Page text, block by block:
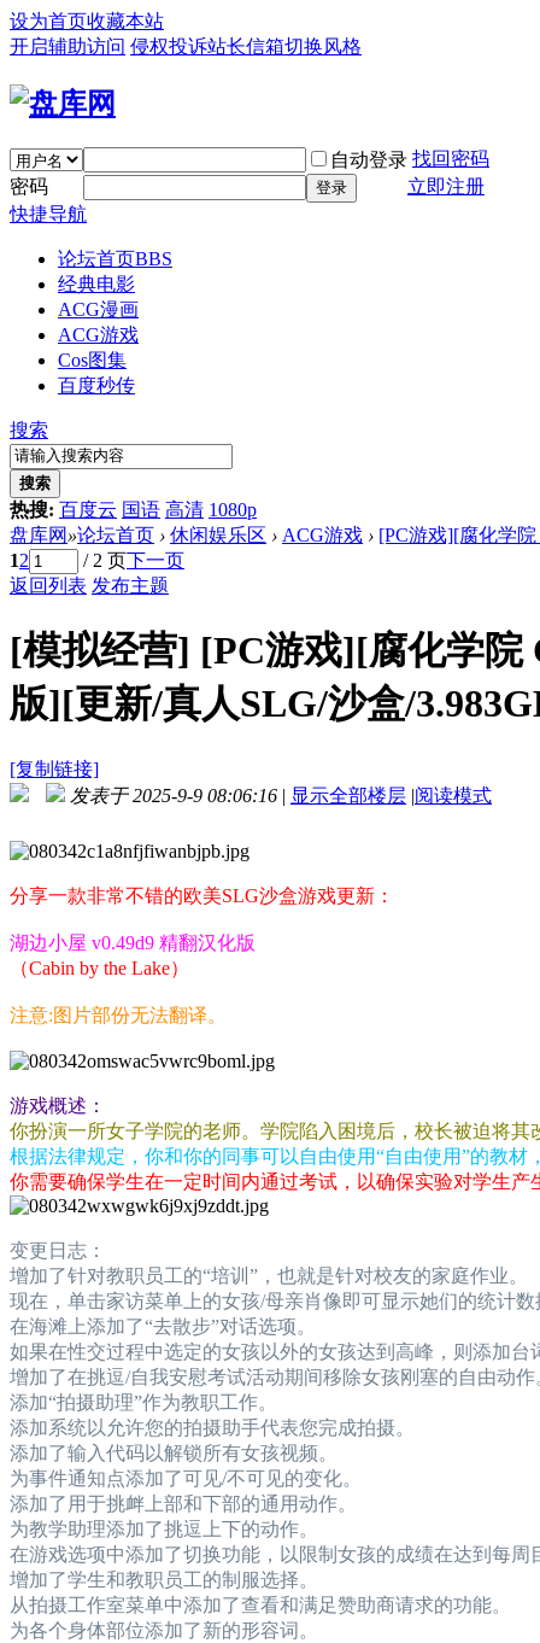
设为首页收藏本站
开启辅助访问 侵权投诉站长信箱切换风格
自动登录 找回密码
密码
登录
立即注册
快捷导航
论坛首页BBS
经典电影
ACG漫画
ACG游戏
Cos图集
百度秒传
搜索
搜索
热搜: 百度云 国语 高清 1080p
盘库网 »论坛首页 › 休闲娱乐区 › ACG游戏 › [PC游戏][腐化学院
12 / 2 页下一页
返回列表 发布主题
[模拟经营] [PC游戏][腐化学院
版][更新/真人SLG/沙盒/
[复制链接]
发表于 2025-9-9 08:06:16 | 显示全部楼层 |阅读模式
分享一款非常不错的欧美SLG沙盒游戏更新：
湖边小屋 v0.49d9 精翻汉化版
（Cabin by the Lake）
注意:图片部份无法翻译。
游戏概述：
你扮演一所女子学院的老师。学院陷入困境后，校长被迫将
根据法律规定，你和你的同事可以自由使用“自由使用”的教材
你需要确保学生在一定时间内通过考试，以确保实验对学生产
变更日志：
增加了针对教职员工的“培训”，也就是针对校友的家庭作业。
现在，单击家访菜单上的女孩/母亲肖像即可显示她们的统计
在海滩上添加了“去散步”对话选项。
如果在性交过程中选定的女孩以外的女孩达到高峰，则添加台
增加了在挑逗/自我安慰考试活动期间移除女孩刚塞的自由动作
添加“拍摄助理”作为教职工作。
添加系统以允许您的拍摄助手代表您完成拍摄。
添加了输入代码以解锁所有女孩视频。
为事件通知点添加了可见/不可见的变化。
添加了用于挑衅上部和下部的通用动作。
为教学助理添加了挑逗上下的动作。
在游戏选项中添加了切换功能，以限制女孩的成绩在达到每周
增加了学生和教职员工的制服选择。
从拍摄工作室菜单中添加了查看和满足赞助商请求的功能。
为各个身体部位添加了新的形容词。